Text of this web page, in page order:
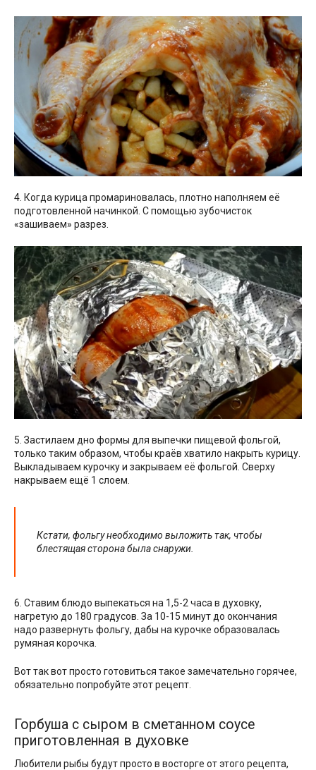
4. Когда курица промариновалась, плотно наполняем её
подготовленной начинкой. С помощью зубочисток
«зашиваем» разрез.
5. Застилаем дно формы для выпечки пищевой фольгой,
только таким образом, чтобы краёв хватило накрыть курицу.
Выкладываем курочку и закрываем её фольгой. Сверху
накрываем ещё 1 слоем.
Кстати, фольгу необходимо выложить так, чтобы
блестящая сторона была снаружи.
6. Ставим блюдо выпекаться на 1,5-2 часа в духовку,
нагретую до 180 градусов. За 10-15 минут до окончания
надо развернуть фольгу, дабы на курочке образовалась
румяная корочка.
Вот так вот просто готовиться такое замечательно горячее,
обязательно попробуйте этот рецепт.
Горбуша с сыром в сметанном соусе
приготовленная в духовке
Любители рыбы будут просто в восторге от этого рецепта,